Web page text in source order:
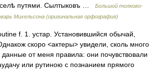
путями. Сылтыковъ …
Большой толково-
Михельсона (оригинальная орфография)
f. 1. устар. Установившийся обычай,
скоро <актеры> увидели, сколь много
от меня правила: они почувствовали
или рутиною с познанием прямого